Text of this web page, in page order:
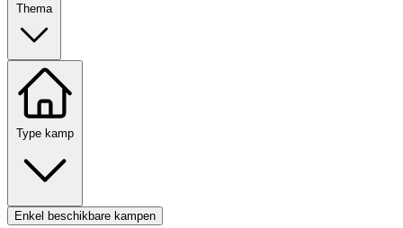
Thema
Type kamp
Enkel beschikbare kampen